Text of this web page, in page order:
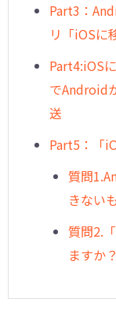
Part3：
リ「iOSに
Part4:iOS
でAndroid
送
Part5：「
質問
きない
質問2.
ますか？